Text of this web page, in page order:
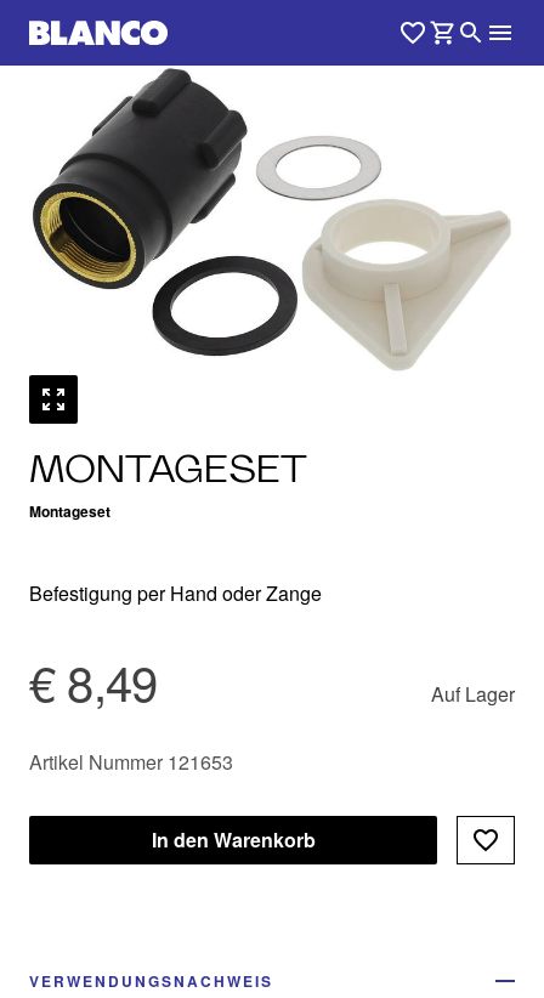
MONTAGESET
Montageset
Befestigung per Hand oder Zange
€ 8,49 Auf Lager
Artikel Nummer 121653
In den Warenkorb
VERWENDUNGSNACHWEIS